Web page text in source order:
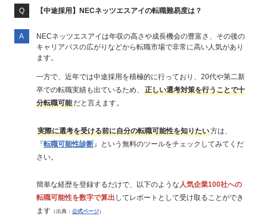
【中途採用】NECネッツエスアイの転職難易度は？
NECネッツエスアイは年収の高さや成長機会の豊富さ、その後の
キャリアパスの広がりなどから転職市場で非常に高い人気があり
ます。
一方で、近年では中途採用を積極的に行っており、20代や第二新
卒での転職実績も出ているため、
正しい選考対策を行うことで十
分転職可能だと言えます。
実際に選考を受ける前に自分の転職可能性を知りたい方は、
『転職可能性診断』という無料のツールをチェックしてみてくだ
さい。
簡単な経歴を登録するだけで、以下のような人気企業100社への
転職可能性を数字で算出 してレポートとして受け取ることができ
ます（出典： 公式ページ）